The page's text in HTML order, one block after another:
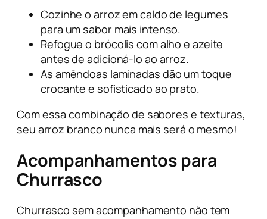
Cozinhe o arroz em caldo de legumes
para um sabor mais intenso.
Refogue o brócolis com alho e azeite
antes de adicioná-lo ao arroz.
As amêndoas laminadas dão um toque
crocante e sofisticado ao prato.
Com essa combinação de sabores e texturas,
seu arroz branco nunca mais será o mesmo!
Acompanhamentos para
Churrasco
Churrasco sem acompanhamento não tem